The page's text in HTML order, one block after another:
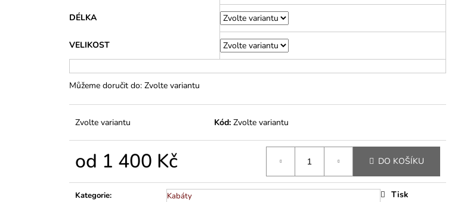
DÉLKA
VELIKOST
Můžeme doručit do: Zvolte variantu
Zvolte variantu Kód: Zvolte variantu
od 1 400 Kč DO KOŠÍKU
Kategorie: Kabáty
Tisk